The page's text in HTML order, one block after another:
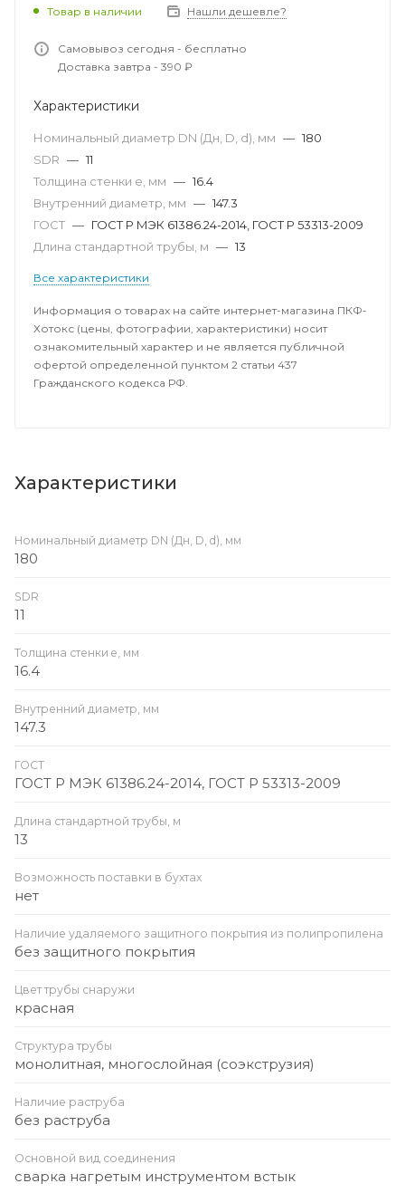
Товар в наличии Нашли дешевле?
Самовывоз сегодня - бесплатно
Доставка завтра - 390 ₽
Характеристики
Номинальный диаметр DN (Дн, D, d), мм — 180
SDR — 11
Толщина стенки e, мм — 16.4
Внутренний диаметр, мм — 147.3
ГОСТ — ГОСТ Р МЭК 61386.24-2014, ГОСТ Р 53313-2009
Длина стандартной трубы, м — 13
Все характеристики
Информация о товарах на сайте интернет-магазина ПКФ-
Хотокс (цены, фотографии, характеристики) носит
ознакомительный характер и не является публичной
офертой определенной пунктом 2 статьи 437
Гражданского кодекса РФ.
Характеристики
Номинальный диаметр DN (Дн, D, d), мм
180
SDR
11
Толщина стенки e, мм
16.4
Внутренний диаметр, мм
147.3
ГОСТ
ГОСТ Р МЭК 61386.24-2014, ГОСТ Р 53313-2009
Длина стандартной трубы, м
13
Возможность поставки в бухтах
нет
Наличие удаляемого защитного покрытия из полипропилена
без защитного покрытия
Цвет трубы снаружи
красная
Структура трубы
монолитная, многослойная (соэкструзия)
Наличие раструба
без раструба
Основной вид соединения
сварка нагретым инструментом встык